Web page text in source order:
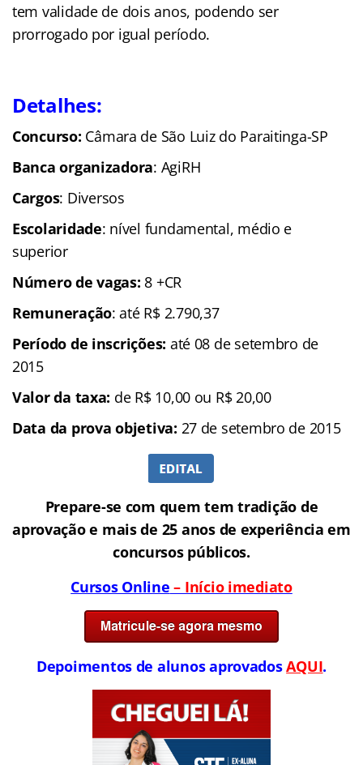
tem validade de dois anos, podendo ser
prorrogado por igual período.
Detalhes:
Concurso: Câmara de São Luiz do Paraitinga-SP
Banca organizadora: AgiRH
Cargos: Diversos
Escolaridade: nível fundamental, médio e
superior
Número de vagas: 8 +CR
Remuneração: até R$ 2.790,37
Período de inscrições: até 08 de setembro de
2015
Valor da taxa: de R$ 10,00 ou R$ 20,00
Data da prova objetiva: 27 de setembro de 2015
Prepare-se com quem tem tradição de
aprovação e mais de 25 anos de experiência em
concursos públicos.
Cursos Online – Início imediato
Depoimentos de alunos aprovadosAQUI.